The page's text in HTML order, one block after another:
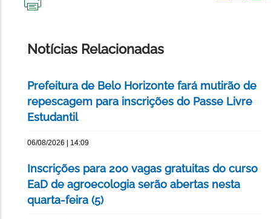
Notícias Relacionadas
Prefeitura de Belo Horizonte fará mutirão de
repescagem para inscrições do Passe Livre
Estudantil
06/08/2026 | 14:09
Inscrições para 200 vagas gratuitas do curso
EaD de agroecologia serão abertas nesta
quarta-feira (5)